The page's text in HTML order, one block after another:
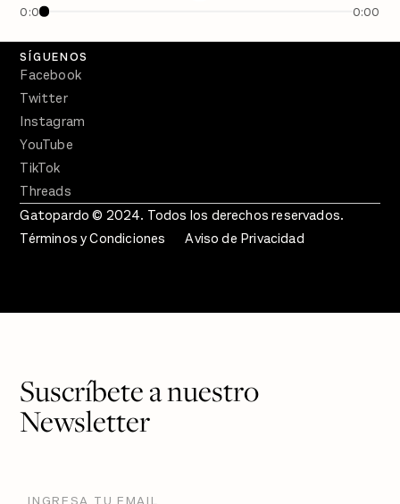
0:00 0:00
Crecer en Distopía
SÍGUENOS
Facebook
Twitter
Instagram
YouTube
TikTok
Threads
Gatopardo © 2024. Todos los derechos reservados.
Términos y Condiciones
Aviso de Privacidad
Suscríbete a nuestro
Newsletter